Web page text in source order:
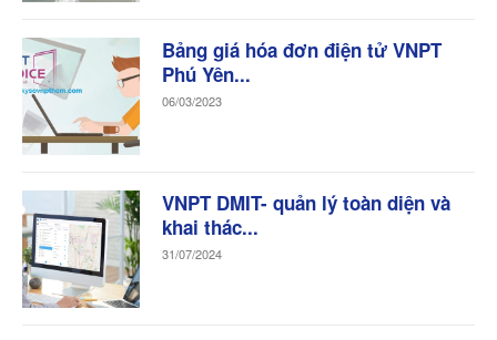
Bảng giá hóa đơn điện tử VNPT
Phú Yên...
06/03/2023
VNPT DMIT- quản lý toàn diện và
khai thác...
31/07/2024